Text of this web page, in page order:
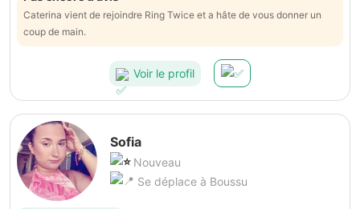
Caterina vient de rejoindre Ring Twice et a hâte de vous donner un
coup de main.
Voir le profil
Sofia
Nouveau
Se déplace à Boussu